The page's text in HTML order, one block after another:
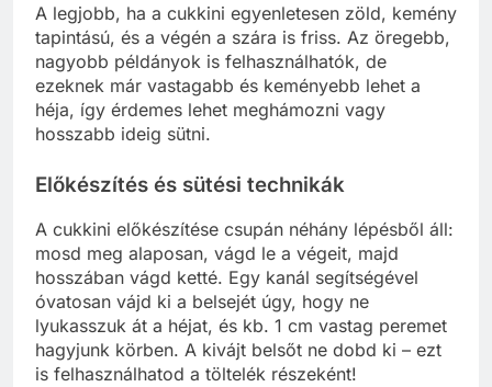
A legjobb, ha a cukkini egyenletesen zöld, kemény
tapintású, és a végén a szára is friss. Az öregebb,
nagyobb példányok is felhasználhatók, de
ezeknek már vastagabb és keményebb lehet a
héja, így érdemes lehet meghámozni vagy
hosszabb ideig sütni.
Előkészítés és sütési technikák
A cukkini előkészítése csupán néhány lépésből áll:
mosd meg alaposan, vágd le a végeit, majd
hosszában vágd ketté. Egy kanál segítségével
óvatosan vájd ki a belsejét úgy, hogy ne
lyukasszuk át a héjat, és kb. 1 cm vastag peremet
hagyjunk körben. A kivájt belsőt ne dobd ki – ezt
is felhasználhatod a töltelék részeként!